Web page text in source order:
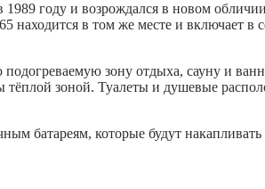
году и возрождался в новом
в том же месте и включает в
зону отдыха, сауну и
зоной. Туалеты и душевые
батареям, которые будут